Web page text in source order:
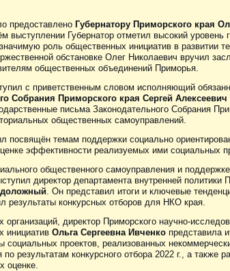
предоставлено Губернатору Приморского края
выступлении Губернатор отметил высокий уровень
роль общественных инициатив в развитии
обстановке Олег Николаевич вручил
общественных объединений Приморья.
с приветственным словом исполняющий
Собрания Приморского края Сергей
письма Законодательного Собрания
общественных самоуправлений.
посвящён темам поддержки социально
эффективности реализуемых ими социальных
общественного самоуправления и
директор департамента внутренней политики
. Он представил итоги и ключевые
результаты конкурсных отборов для НКО края.
директор Приморского научно-
инициатив Ольга Сергеевна Ивченко представила
социальных проектов, реализованных
результатам конкурсного отбора 2022 г., а также
оценке.